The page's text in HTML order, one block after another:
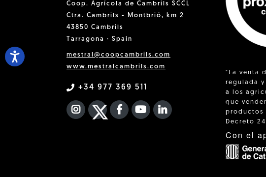
Coop. Agrícola de Cambrils SCCL
Ctra. Cambrils - Montbrió, km 2
43850 Cambrils
Tarragona · Spain
mestral@coopcambrils.com
www.mestralcambrils.com
+34 977 369 511
INSTAGRAM
TWITTER
FACEBOOK F
YOUTUBEFA LINKEDIN IN
"La venta
regulada
a los
que
productos
Decreto
Con el